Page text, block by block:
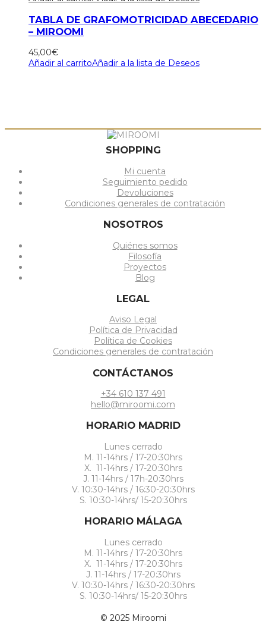
TABLA DE GRAFOMOTRICIDAD ABECEDARIO
– MIROOMI
45,00€
Añadir al carritoAñadir a la lista de Deseos
SHOPPING
Mi cuenta
Seguimiento pedido
Devoluciones
Condiciones generales de contratación
NOSOTROS
Quiénes somos
Filosofía
Proyectos
Blog
LEGAL
Aviso Legal
Política de Privacidad
Política de Cookies
Condiciones generales de contratación
CONTÁCTANOS
+34 610 137 491
hello@miroomi.com
HORARIO MADRID
Lunes cerrado
M. 11-14hrs / 17-20:30hrs
X. 11-14hrs / 17-20:30hrs
J. 11-14hrs / 17h-20:30hrs
V. 10:30-14hrs / 16:30-20:30hrs
S. 10:30-14hrs/ 15-20:30hrs
HORARIO MÁLAGA
Lunes cerrado
M. 11-14hrs / 17-20:30hrs
X. 11-14hrs / 17-20:30hrs
J. 11-14hrs / 17-20:30hrs
V. 10:30-14hrs / 16:30-20:30hrs
S. 10:30-14hrs/ 15-20:30hrs
© 2025 Miroomi